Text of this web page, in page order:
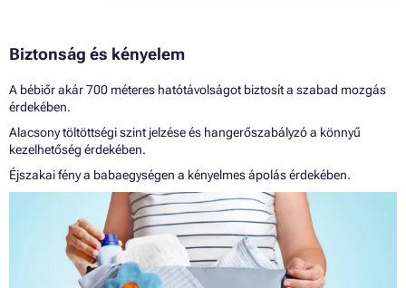
Biztonság és kényelem
A bébiőr akár 700 méteres hatótávolságot biztosít a szabad mozgás
érdekében.
Alacsony töltöttségi szint jelzése és hangerőszabályzó a könnyű
kezelhetőség érdekében.
Éjszakai fény a babaegységen a kényelmes ápolás érdekében.